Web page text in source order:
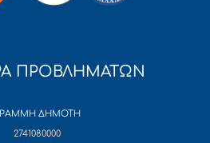
ΠΡΟΒΛΗΜΑΤΩΝ
ΔΗΜΟΤΗ
2741080000